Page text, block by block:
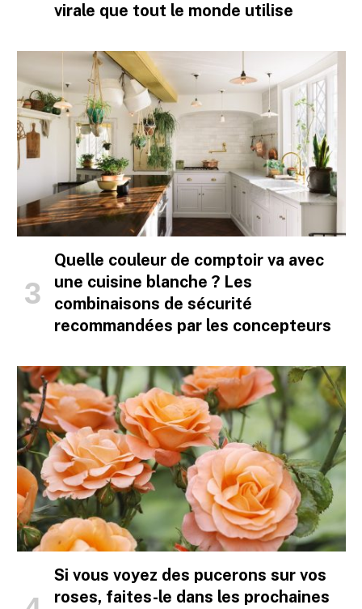
virale que tout le monde utilise
Quelle couleur de comptoir va avec
une cuisine blanche ? Les
combinaisons de sécurité
recommandées par les concepteurs
Si vous voyez des pucerons sur vos
roses, faites-le dans les prochaines